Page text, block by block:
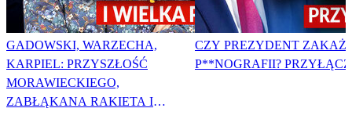
GADOWSKI, WARZECHA,
KARPIEL: PRZYSZŁOŚĆ
MORAWIECKIEGO,
ZABŁĄKANA RAKIETA I
CZY PREZYDENT
P**NOGRAFII?